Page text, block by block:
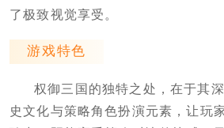
了极致视觉享受。
游戏特色
权御三国的独特之处，在于其
史文化与策略角色扮演元素，让玩